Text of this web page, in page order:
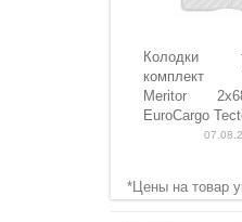
Колодки
комплект
Meritor
EuroCargo
*Цены на товар